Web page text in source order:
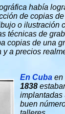
había
de copias de
o ilustración
técnicas de
copias de una
y a precios
En Cuba en
1838
implantadas
buen